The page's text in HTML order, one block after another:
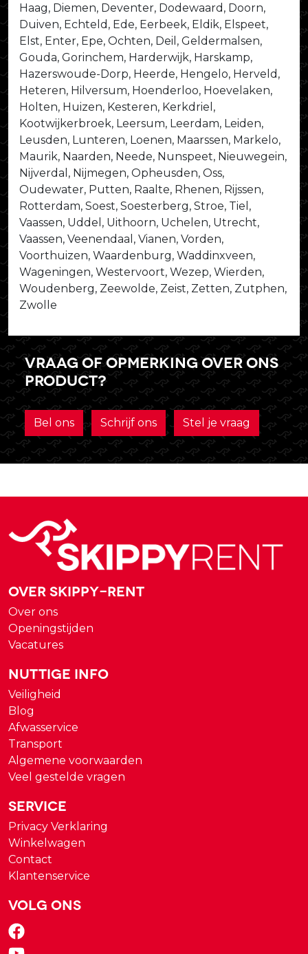
Haag, Diemen, Deventer, Dodewaard, Doorn,
Duiven, Echteld, Ede, Eerbeek, Eldik, Elspeet,
Elst, Enter, Epe, Ochten, Deil, Geldermalsen,
Gouda, Gorinchem, Harderwijk, Harskamp,
Hazerswoude-Dorp, Heerde, Hengelo, Herveld,
Heteren, Hilversum, Hoenderloo, Hoevelaken,
Holten, Huizen, Kesteren, Kerkdriel,
Kootwijkerbroek, Leersum, Leerdam, Leiden,
Leusden, Lunteren, Loenen, Maarssen, Markelo,
Maurik, Naarden, Neede, Nunspeet, Nieuwegein,
Nijverdal, Nijmegen, Opheusden, Oss,
Oudewater, Putten, Raalte, Rhenen, Rijssen,
Rotterdam, Soest, Soesterberg, Stroe, Tiel,
Vaassen, Uddel, Uithoorn, Uchelen, Utrecht,
Vaassen, Veenendaal, Vianen, Vorden,
Voorthuizen, Waardenburg, Waddinxveen,
Wageningen, Westervoort, Wezep, Wierden,
Woudenberg, Zeewolde, Zeist, Zetten, Zutphen,
Zwolle
Vraag of opmerking over ons
product?
Bel ons Schrijf ons Stel je vraag
Over Skippy-rent
Over ons
Openingstijden
Vacatures
Nuttige Info
Veiligheid
Blog
Afwasservice
Transport
Algemene voorwaarden
Veel gestelde vragen
Service
Privacy Verklaring
Winkelwagen
Contact
Klantenservice
Volg ons